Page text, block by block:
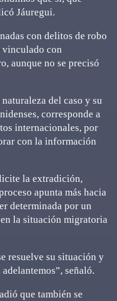
Jáuregui.
con delitos de robo
vinculado con
aunque no se precisó
del caso y su
corresponde a
internacionales, por
con la información
la extradición,
apunta más hacia
determinada por un
la situación migratoria
resuelve su situación y
señaló.
que también se